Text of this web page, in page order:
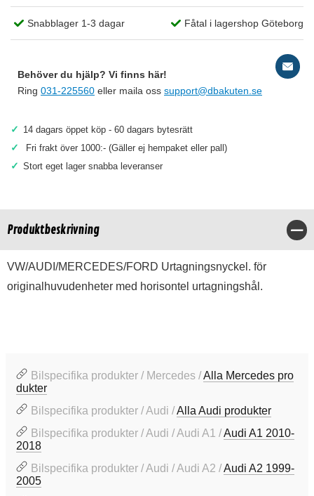
Snabblager 1-3 dagar Fåtal i lagershop Göteborg
Behöver du hjälp? Vi finns här!
Ring 031-225560 eller maila oss support@dbakuten.se
✓ 14 dagars öppet köp - 60 dagars bytesrätt
✓ Fri frakt över 1000:- (Gäller ej hempaket eller pall)
✓ Stort eget lager snabba leveranser
Produktbeskrivning
VW/AUDI/MERCEDES/FORD Urtagningsnyckel. för
originalhuvudenheter med horisontel urtagningshål.
Bilspecifika produkter / Mercedes /Alla Mercedes pro
dukter
Bilspecifika produkter / Audi /Alla Audi produkter
Bilspecifika produkter / Audi / Audi A1 /Audi A1 2010-
2018
Bilspecifika produkter / Audi / Audi A2 /Audi A2 1999-
2005